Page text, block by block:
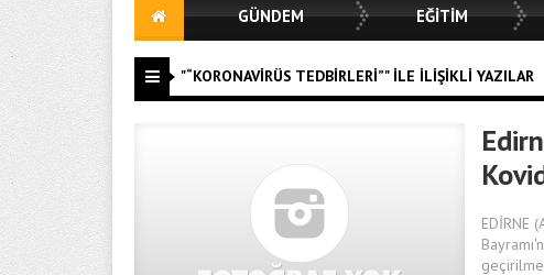
GÜNDEM EĞİTİM
"“KORONAVIRÜS TEDBIRLERI”" ILE İLIŞIKLI YAZILAR
EDİRNE